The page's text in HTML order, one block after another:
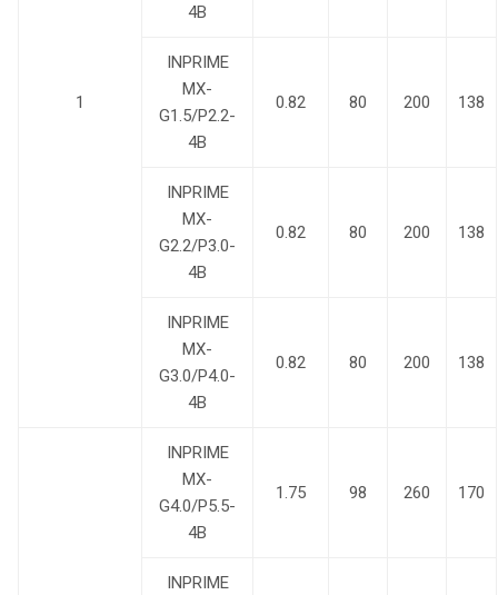
1
4B
INPRIME
MX-
G1.5/P2.2-
4B
0.82 80 200 138
INPRIME
MX-
G2.2/P3.0-
4B
0.82 80 200 138
INPRIME
MX-
G3.0/P4.0-
4B
0.82 80 200 138
INPRIME
MX-
G4.0/P5.5-
4B
1.75 98 260 170
INPRIME